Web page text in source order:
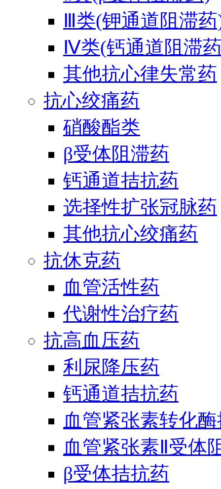
Ⅲ类(钾通道阻滞
Ⅳ类(钙通道阻滞
其他抗心律失常药
抗心绞痛药
硝酸酯类
β受体阻滞药
钙通道拮抗药
选择性扩张冠脉药
其他抗心绞痛药
抗休克药
血管活性药
代谢性治疗药
抗高血压药
利尿降压药
钙通道拮抗药
血管紧张素转化
血管紧张素Ⅱ受体
β受体拮抗药